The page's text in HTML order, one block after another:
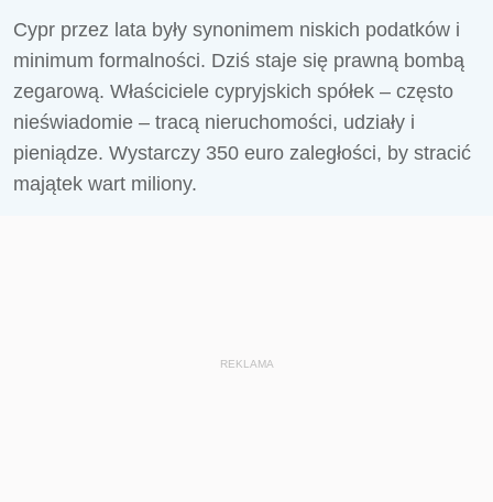
Cypr przez lata były synonimem niskich podatków i
minimum formalności. Dziś staje się prawną bombą
zegarową. Właściciele cypryjskich spółek – często
nieświadomie – tracą nieruchomości, udziały i
pieniądze. Wystarczy 350 euro zaległości, by stracić
majątek wart miliony.
REKLAMA